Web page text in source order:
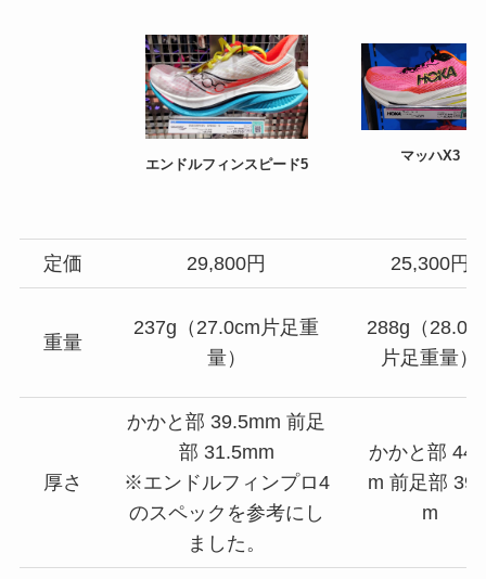
エンドルフィンスピード5
マッハX3
定価 29,800円 25,300円
重量
237g（27.0cm片足重
量）
288g（
片足重量）
厚さ
かかと部 39.5mm 前足
部 31.5mm
※エンドルフィンプロ4
のスペックを参考にし
ました。
かかと部
m 前足部
m